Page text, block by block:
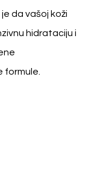
da vašoj koži
hidrataciju i